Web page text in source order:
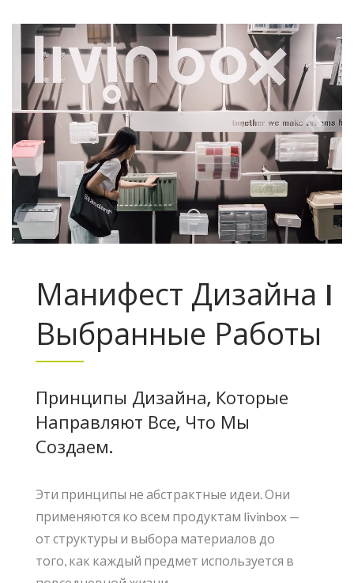
Хранения, Чтобы Легко
Находить Вещи - Livinbox
Манифест Дизайна I
Выбранные Работы
Принципы Дизайна, Которые
Направляют Все, Что Мы
Создаем.
Эти принципы не абстрактные идеи. Они
применяются ко всем продуктам livinbox —
от структуры и выбора материалов до
того, как каждый предмет используется в